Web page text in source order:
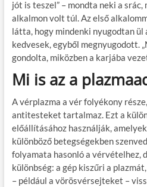
jót is teszel” – mondta neki a
alkalmon volt túl. Az első
látta, hogy mindenki nyugodtan ül
kedvesek, egyből megnyugodott.
gondolta, miközben a karjába
Mi is az a
A vérplazma a vér folyékony
antitesteket tartalmaz. Ezt a
előállításához használják,
különböző betegségekben
folyamata hasonló a vérvételhez,
különbség: a gép kiszűri a
– például a vörösvérsejteket –